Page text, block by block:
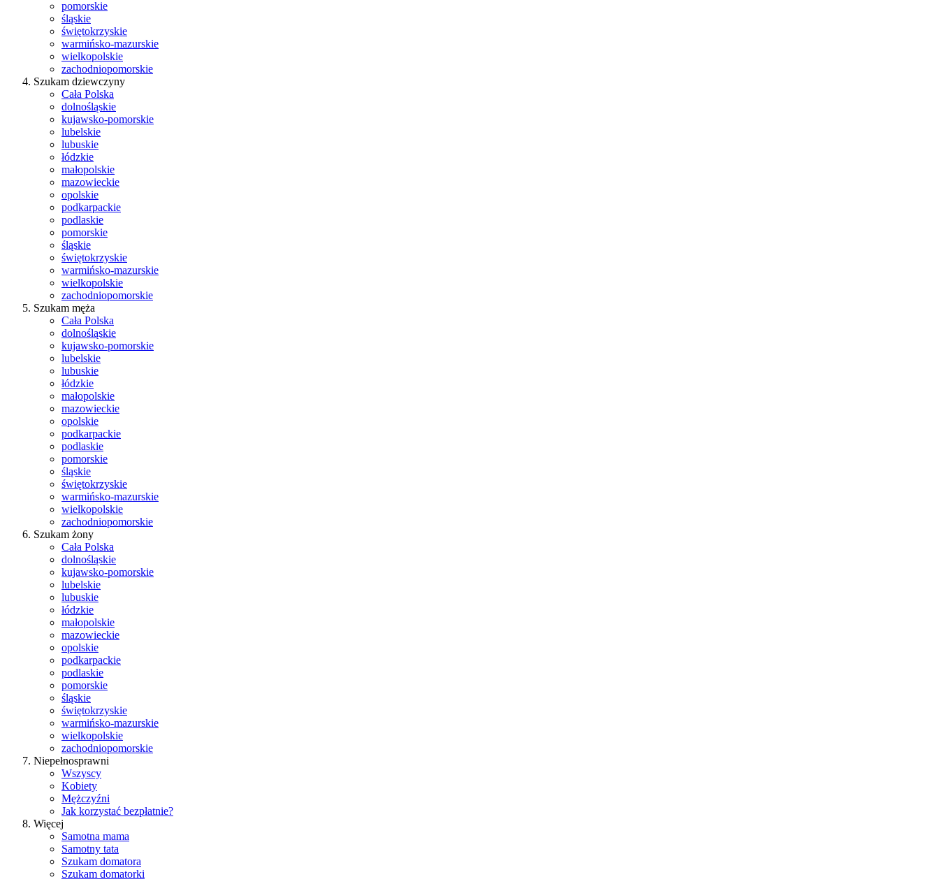
pomorskie
śląskie
świętokrzyskie
warmińsko-mazurskie
wielkopolskie
zachodniopomorskie
Szukam dziewczyny
Cała Polska
dolnośląskie
kujawsko-pomorskie
lubelskie
lubuskie
łódzkie
małopolskie
mazowieckie
opolskie
podkarpackie
podlaskie
pomorskie
śląskie
świętokrzyskie
warmińsko-mazurskie
wielkopolskie
zachodniopomorskie
Szukam męża
Cała Polska
dolnośląskie
kujawsko-pomorskie
lubelskie
lubuskie
łódzkie
małopolskie
mazowieckie
opolskie
podkarpackie
podlaskie
pomorskie
śląskie
świętokrzyskie
warmińsko-mazurskie
wielkopolskie
zachodniopomorskie
Szukam żony
Cała Polska
dolnośląskie
kujawsko-pomorskie
lubelskie
lubuskie
łódzkie
małopolskie
mazowieckie
opolskie
podkarpackie
podlaskie
pomorskie
śląskie
świętokrzyskie
warmińsko-mazurskie
wielkopolskie
zachodniopomorskie
Niepełnosprawni
Wszyscy
Kobiety
Mężczyźni
Jak korzystać bezpłatnie?
Więcej
Samotna mama
Samotny tata
Szukam domatora
Szukam domatorki